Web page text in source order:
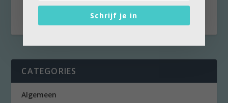
Amsterdams...
CATEGORIES
Algemeen
Schrijf je in